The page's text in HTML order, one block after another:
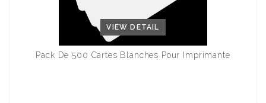
VIEW DETAIL
Pack De 500 Cartes Blanches Pour Imprimante